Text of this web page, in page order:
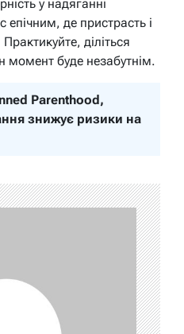
у надяганні
епічним, де пристрасть і
діліться
момент буде незабутнім.
Parenthood,
знижує ризики на